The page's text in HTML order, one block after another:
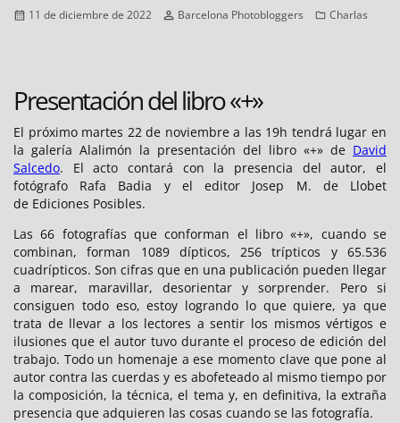
Publicado
11 de diciembre de 2022 Autor
Barcelona Photobloggers Categorías
Charlas
Presentación del libro «+»
El próximo martes 22 de noviembre a las 19h tendrá lugar en
la galería Alalimón la presentación del libro «+» de David
Salcedo. El acto contará con la presencia del autor, el
fotógrafo Rafa Badia y el editor Josep M. de Llobet
de Ediciones Posibles.
Las 66 fotografías que conforman el libro «+», cuando se
combinan, forman 1089 dípticos, 256 trípticos y 65.536
cuadrípticos. Son cifras que en una publicación pueden llegar
a marear, maravillar, desorientar y sorprender. Pero si
consiguen todo eso, estoy logrando lo que quiere, ya que
trata de llevar a los lectores a sentir los mismos vértigos e
ilusiones que el autor tuvo durante el proceso de edición del
trabajo. Todo un homenaje a ese momento clave que pone al
autor contra las cuerdas y es abofeteado al mismo tiempo por
la composición, la técnica, el tema y, en definitiva, la extraña
presencia que adquieren las cosas cuando se las fotografía.